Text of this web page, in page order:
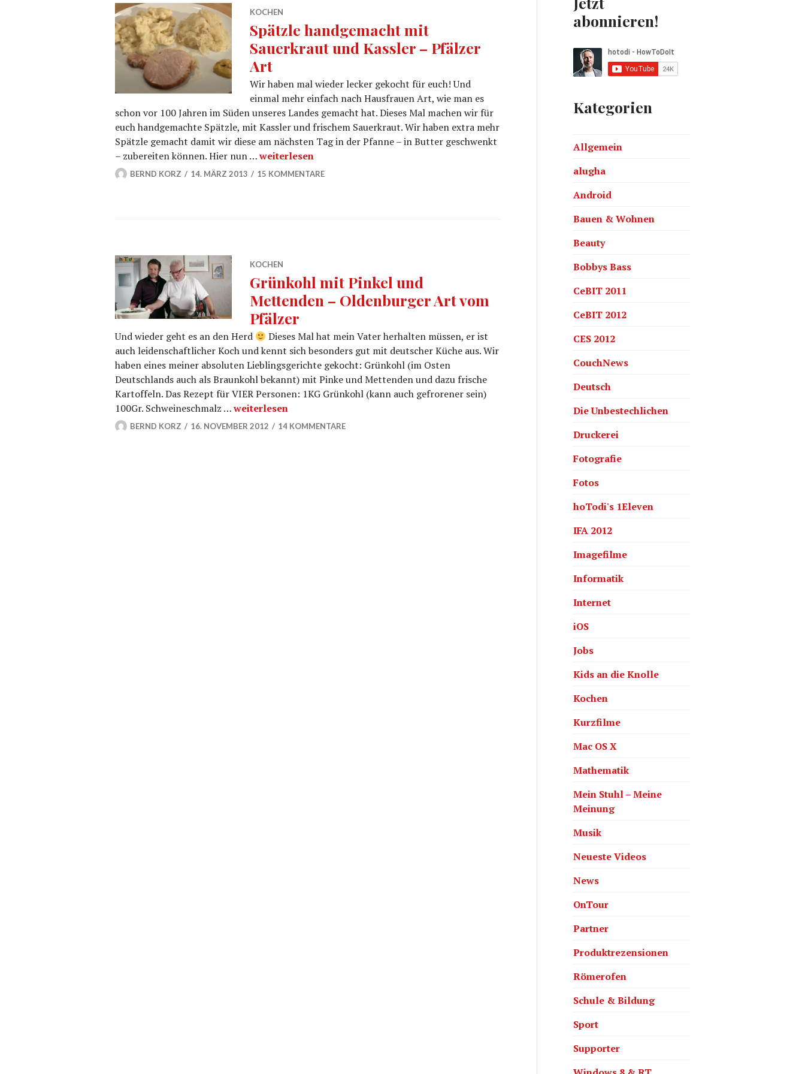
KOCHEN
Spätzle handgemacht mit
Sauerkraut und Kassler – Pfälzer
Art
Wir haben mal wieder lecker gekocht für euch! Und
einmal mehr einfach nach Hausfrauen Art, wie man es
schon vor 100 Jahren im Süden unseres Landes gemacht hat. Dieses Mal machen wir für
euch handgemachte Spätzle, mit Kassler und frischem Sauerkraut. Wir haben extra mehr
Spätzle gemacht damit wir diese am nächsten Tag in der Pfanne – in Butter geschwenkt
– zubereiten können. Hier nun …Spätzle handgemacht mit Sauerkraut und Kassler – Pfälzer Art
weiterlesen
BERND KORZ 14. MÄRZ 2013 15 KOMMENTARE
KOCHEN
Grünkohl mit Pinkel und
Mettenden – Oldenburger Art vom
Pfälzer
Und wieder geht es an den Herd
Dieses Mal hat mein Vater herhalten müssen, er ist
auch leidenschaftlicher Koch und kennt sich besonders gut mit deutscher Küche aus. Wir
haben eines meiner absoluten Lieblingsgerichte gekocht: Grünkohl (im Osten
Deutschlands auch als Braunkohl bekannt) mit Pinke und Mettenden und dazu frische
Kartoffeln. Das Rezept für VIER Personen: 1KG Grünkohl (kann auch gefrorener sein)
100Gr. Schweineschmalz …Grünkohl mit Pinkel und Mettenden – Oldenburger Art vom Pfälzer
weiterlesen
BERND KORZ 16. NOVEMBER 2012 14 KOMMENTARE
abonnieren!
Kategorien
Allgemein
alugha
Android
Bauen & Wohnen
Beauty
Bobbys Bass
CeBIT 2011
CeBIT 2012
CES 2012
CouchNews
Deutsch
Die Unbestechlichen
Druckerei
Fotografie
Fotos
hoTodi's 1Eleven
IFA 2012
Imagefilme
Informatik
Internet
iOS
Jobs
Kids an die Knolle
Kochen
Kurzfilme
Mac OS X
Mathematik
Mein Stuhl – Meine
Meinung
Musik
Neueste Videos
News
OnTour
Partner
Produktrezensionen
Römerofen
Schule & Bildung
Sport
Supporter